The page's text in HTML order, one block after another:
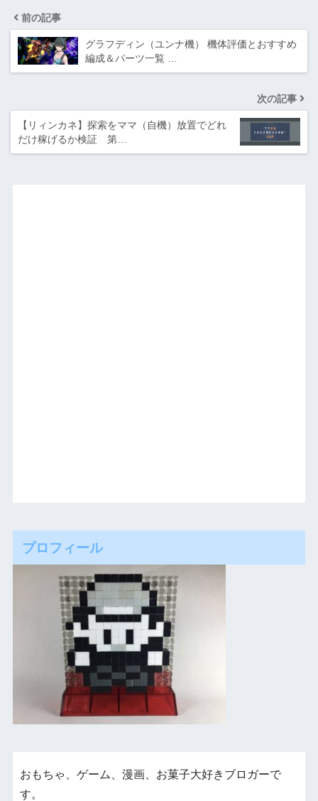
前の記事
グラフディン（ユンナ機） 機体評価とおすすめ
編成＆パーツ一覧 …
次の記事
【リィンカネ】探索をママ（自機）放置でどれ
だけ稼げるか検証 第…
プロフィール
おもちゃ、ゲーム、漫画、お菓子大好きブロガーで
す。